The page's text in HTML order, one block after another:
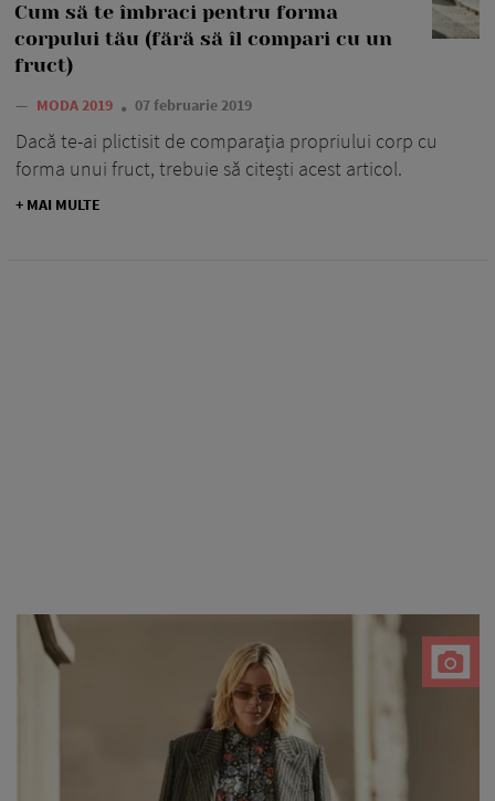
Cum să te îmbraci pentru forma
corpului tău (fără să îl compari cu un
fruct)
— MODA 2019 07 februarie 2019
Dacă te-ai plictisit de comparația propriului corp cu
forma unui fruct, trebuie să citești acest articol.
+ MAI MULTE